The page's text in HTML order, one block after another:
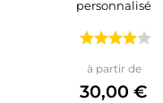
personnalisé
à partir dePrix
30,00 €